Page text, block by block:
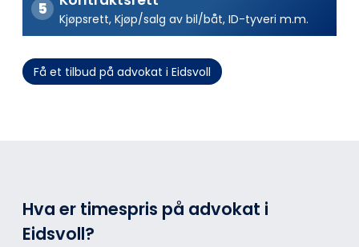
Kjøpsrett, Kjøp/salg av bil/båt, ID-tyveri m.m.
Få et tilbud på advokat i Eidsvoll
Hva er timespris på advokat i
Eidsvoll?